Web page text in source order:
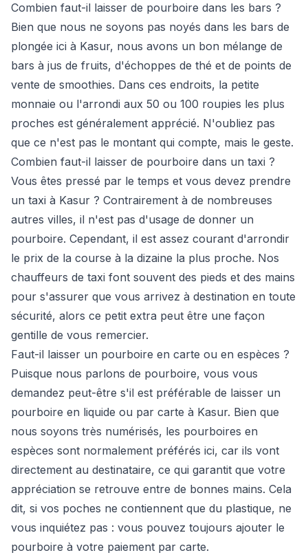
Combien faut-il laisser de pourboire dans les bars ?
Bien que nous ne soyons pas noyés dans les bars de
plongée ici à Kasur, nous avons un bon mélange de
bars à jus de fruits, d'échoppes de thé et de points de
vente de smoothies. Dans ces endroits, la petite
monnaie ou l'arrondi aux 50 ou 100 roupies les plus
proches est généralement apprécié. N'oubliez pas
que ce n'est pas le montant qui compte, mais le geste.
Combien faut-il laisser de pourboire dans un taxi ?
Vous êtes pressé par le temps et vous devez prendre
un taxi à Kasur ? Contrairement à de nombreuses
autres villes, il n'est pas d'usage de donner un
pourboire. Cependant, il est assez courant d'arrondir
le prix de la course à la dizaine la plus proche. Nos
chauffeurs de taxi font souvent des pieds et des mains
pour s'assurer que vous arrivez à destination en toute
sécurité, alors ce petit extra peut être une façon
gentille de vous remercier.
Faut-il laisser un pourboire en carte ou en espèces ?
Puisque nous parlons de pourboire, vous vous
demandez peut-être s'il est préférable de laisser un
pourboire en liquide ou par carte à Kasur. Bien que
nous soyons très numérisés, les pourboires en
espèces sont normalement préférés ici, car ils vont
directement au destinataire, ce qui garantit que votre
appréciation se retrouve entre de bonnes mains. Cela
dit, si vos poches ne contiennent que du plastique, ne
vous inquiétez pas : vous pouvez toujours ajouter le
pourboire à votre paiement par carte.